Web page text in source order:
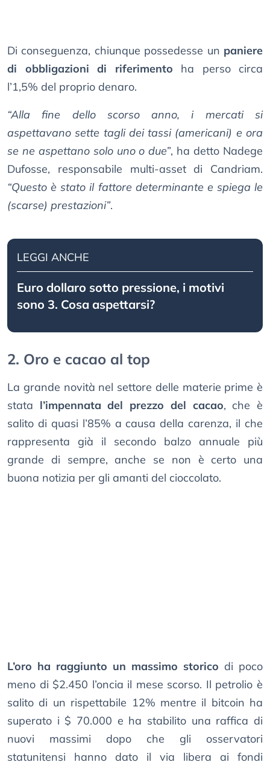
Di conseguenza, chiunque possedesse un paniere
di obbligazioni di riferimento ha perso circa
l’1,5% del proprio denaro.
“Alla fine dello scorso anno, i mercati si
aspettavano sette tagli dei tassi (americani) e ora
se ne aspettano solo uno o due”, ha detto Nadege
Dufosse, responsabile multi-asset di Candriam.
“Questo è stato il fattore determinante e spiega le
(scarse) prestazioni”.
LEGGI ANCHE
Euro dollaro sotto pressione, i motivi
sono 3. Cosa aspettarsi?
2. Oro e cacao al top
La grande novità nel settore delle materie prime è
stata l’impennata del prezzo del cacao, che è
salito di quasi l’85% a causa della carenza, il che
rappresenta già il secondo balzo annuale più
grande di sempre, anche se non è certo una
buona notizia per gli amanti del cioccolato.
L’oro ha raggiunto un massimo storico di poco
meno di $2.450 l’oncia il mese scorso. Il petrolio è
salito di un rispettabile 12% mentre il bitcoin ha
superato i $ 70.000 e ha stabilito una raffica di
nuovi massimi dopo che gli osservatori
statunitensi hanno dato il via libera ai fondi